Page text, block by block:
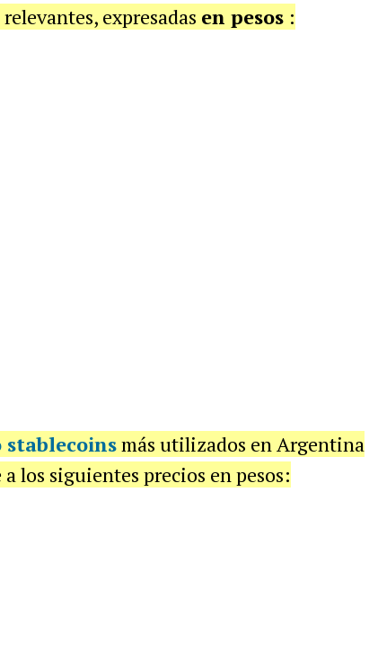
expresadas en pesos:
más utilizados en Argentina
los siguientes precios en pesos: